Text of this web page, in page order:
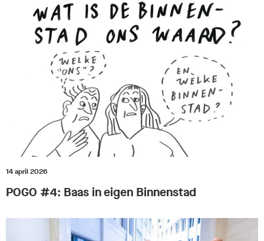
14 april 2026
POGO #4: Baas in eigen Binnenstad